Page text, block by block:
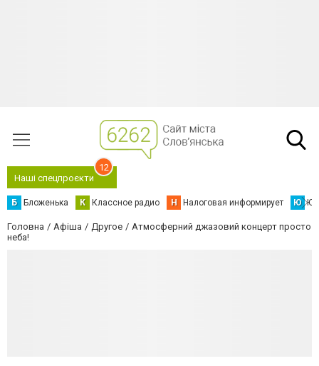
Наші спецпроєкти
12
Б Бложенька К Классное радио Н Налоговая информирует Ю
Головна Афіша Другое
Атмосферний джазовий концерт просто
неба!